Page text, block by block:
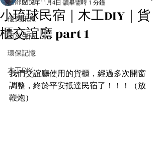
優惠訊息
日常生活
環保記憶
木工DIY
小琉球民宿｜木工DIY｜貨
櫃交誼廳 part 1
2018年11月4日 讀畢需時 1 分鐘
我們交誼廳使用的貨櫃，經過多次開窗
調整，終於平安抵達民宿了！！！（放
鞭炮）